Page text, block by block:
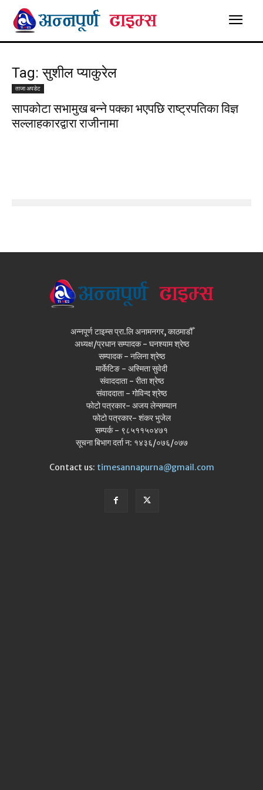
Tag: सुशील प्याकुरेल
ताजा अपडेट
सापकोटा सभामुख बन्‍ने पक्का भएपछि राष्ट्रपतिका विज्ञ
सल्लाहकारद्वारा राजीनामा
अन्नपूर्ण टाइम्स प्रा.लि अनामनगर, काठमाडौँ
अध्यक्ष/प्रधान सम्पादक - घनश्याम श्रेष्ठ
सम्पादक - नलिना श्रेष्ठ
मार्केटिङ - अस्मिता सुवेदी
संवाददाता - रीता श्रेष्ठ
संवाददाता - गोविन्द श्रेष्ठ
फोटो पत्रकार- अजय लेन्सम्यान
फोटो पत्रकार- शंकर भुजेल
सम्पर्क - ९८५११५०४७१
सूचना बिभाग दर्ता न: १४३६/०७६/०७७
Contact us: timesannapurna@gmail.com